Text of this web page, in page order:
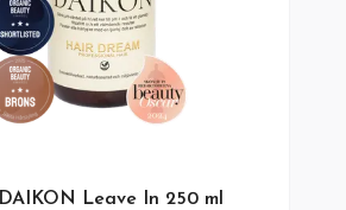
DAIKON Leave In 250 ml